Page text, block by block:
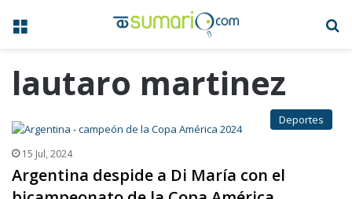
Menú
lautaro martinez
Deportes
15 Jul, 2024
Argentina despide a Di María con el